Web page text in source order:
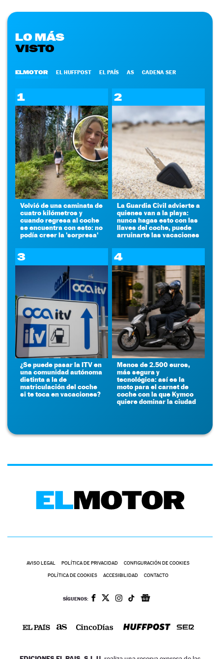
LO MÁS
VISTO
ELMOTOR EL HUFFPOST EL PAÍS AS CADENA SER
1
Volvió de una caminata de
cuatro kilómetros y
cuando regresa al coche
se encuentra con esto: no
podía creer la 'sorpresa'
2
La Guardia Civil advierte a
quienes van a la playa:
nunca hagas esto con las
llaves del coche, puede
arruinarte las vacaciones
3
¿Se puede pasar la ITV en
una comunidad autónoma
distinta a la de
matriculación del coche
si te toca en vacaciones?
4
Menos de 2.500 euros,
más segura y
tecnológica: así es la
moto para el carnet de
coche con la que Kymco
quiere dominar la ciudad
AVISO LEGAL POLÍTICA DE PRIVACIDAD CONFIGURACIÓN DE COOKIES
POLÍTICA DE COOKIES ACCESIBILIDAD CONTACTO
SÍGUENOS: